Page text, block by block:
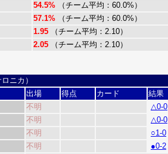
54.5% （チーム平均：60.0%）
57.1% （チーム平均：60.0%）
1.95 （チーム平均：2.10）
2.05 （チーム平均：2.10）
ニカ）
出場 得点 カード
結果
不明
△0-0
不明
△0-0
不明
○1-0
不明
●0-2